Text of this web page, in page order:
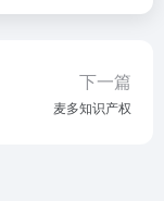
下一篇
麦多知识产权